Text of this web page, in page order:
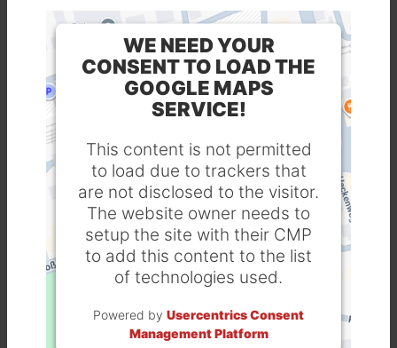
WE NEED YOUR
CONSENT TO LOAD THE
GOOGLE MAPS
SERVICE!
This content is not permitted
to load due to trackers that
are not disclosed to the visitor.
The website owner needs to
setup the site with their CMP
to add this content to the list
of technologies used.
Powered by Usercentrics Consent
Management Platform